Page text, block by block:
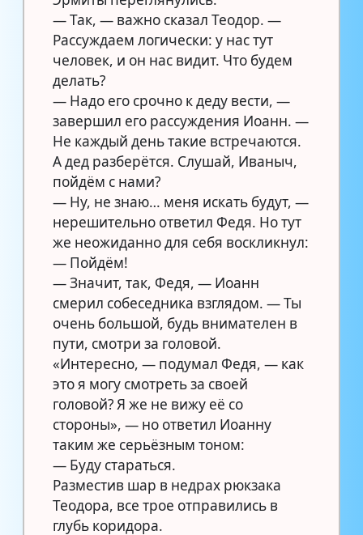
— Так, — важно сказал Теодор. —
Рассуждаем логически: у нас тут
человек, и он нас видит. Что будем
делать?
— Надо его срочно к деду вести, —
завершил его рассуждения Иоанн. —
Не каждый день такие встречаются.
А дед разберётся. Слушай, Иваныч,
пойдём с нами?
— Ну, не знаю… меня искать будут, —
нерешительно ответил Федя. Но тут
же неожиданно для себя воскликнул:
— Пойдём!
— Значит, так, Федя, — Иоанн
смерил собеседника взглядом. — Ты
очень большой, будь внимателен в
пути, смотри за головой.
«Интересно, — подумал Федя, — как
это я могу смотреть за своей
головой? Я же не вижу её со
стороны», — но ответил Иоанну
таким же серьёзным тоном:
— Буду стараться.
Разместив шар в недрах рюкзака
Теодора, все трое отправились в
глубь коридора.